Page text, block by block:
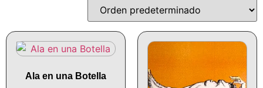
Ala en una Botella